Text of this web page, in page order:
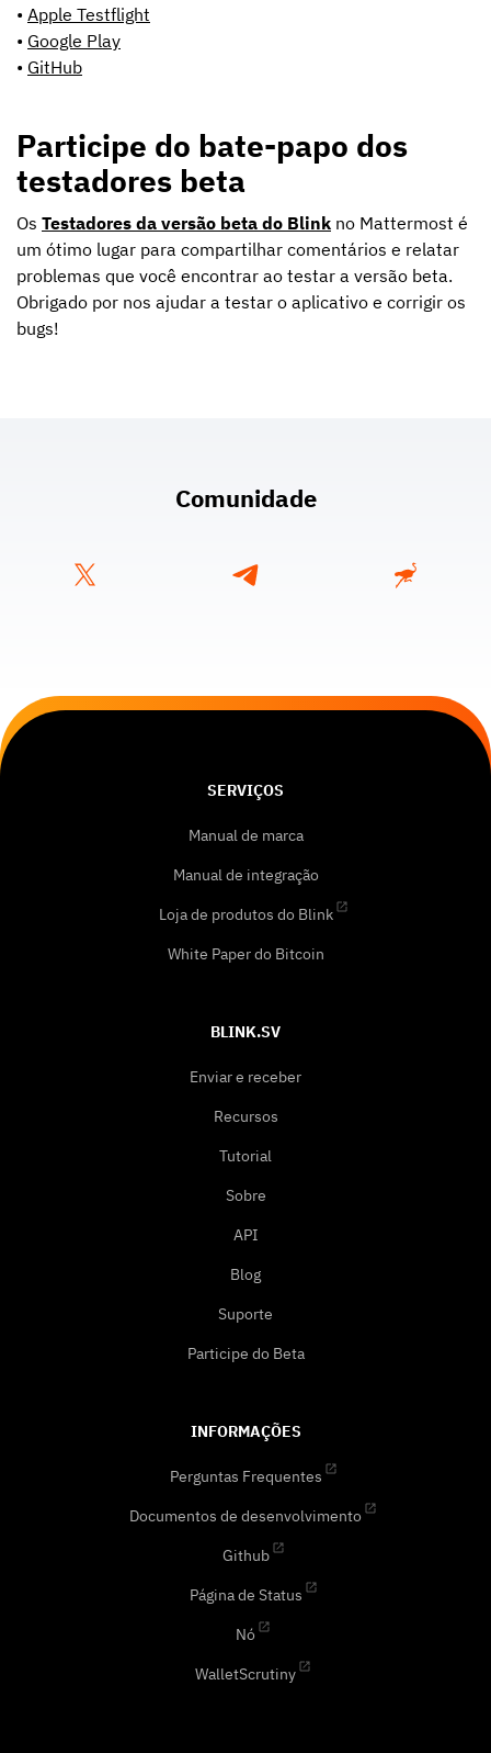
• Apple Testflight
• Google Play
• GitHub‍
Participe do bate-papo dos
testadores beta
Os Testadores da versão beta do Blink no Mattermost é
um ótimo lugar para compartilhar comentários e relatar
problemas que você encontrar ao testar a versão beta.‍
Obrigado por nos ajudar a testar o aplicativo e corrigir os
bugs!
Comunidade
SERVIÇOS
Manual de marca
Manual de integração
Loja de produtos do Blink
White Paper do Bitcoin
BLINK.SV
Enviar e receber
Recursos
Tutorial
Sobre
API
Blog
Suporte
Participe do Beta
INFORMAÇÕES
Perguntas Frequentes
Documentos de desenvolvimento
Github
Página de Status
Nó
WalletScrutiny